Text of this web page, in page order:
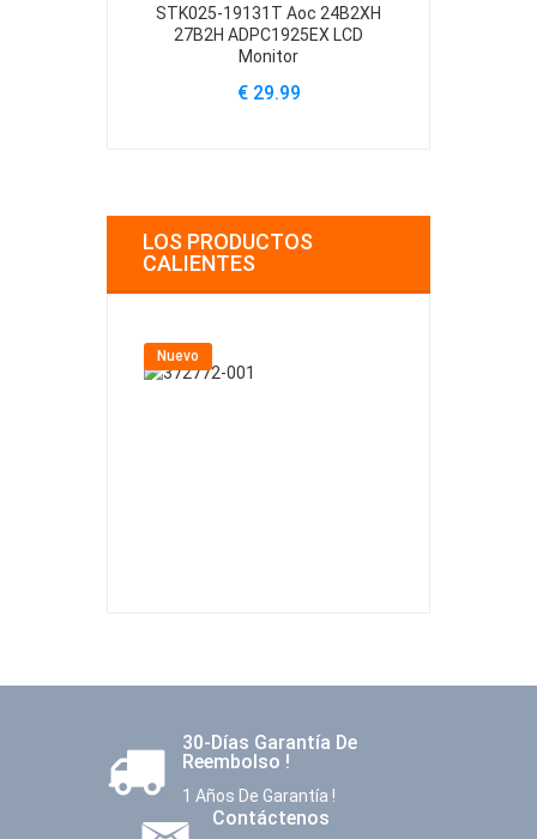
STK025-19131T Aoc 24B2XH
27B2H ADPC1925EX LCD
Monitor
€ 29.99
LOS PRODUCTOS
CALIENTES
Nuevo
30-Días Garantía De
Reembolso !
1 Años De Garantía !
Contáctenos